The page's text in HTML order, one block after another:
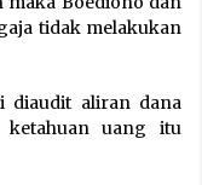
tidak melakukan
diaudit aliran dana
uang itu